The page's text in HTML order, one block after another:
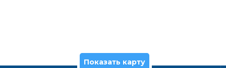
Показать карту